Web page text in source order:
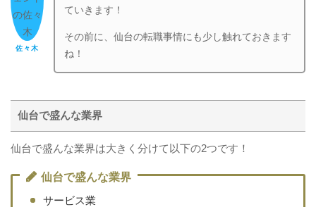
佐々木
ていきます！
その前に、仙台の転職事情にも少し触れておきます
ね！
仙台で盛んな業界
仙台で盛んな業界は大きく分けて以下の2つです！
仙台で盛んな業界
サービス業